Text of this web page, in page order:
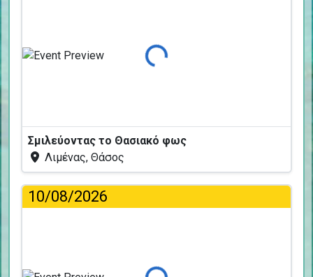
Φόρτωση...
Σμιλεύοντας το Θασιακό φως
Λιμένας, Θάσος
10/08/2026